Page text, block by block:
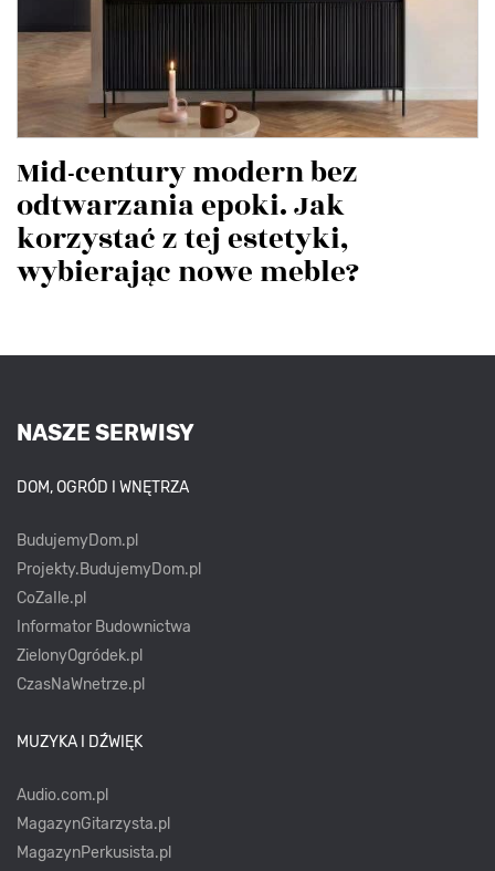
Mid-century modern bez
odtwarzania epoki. Jak
korzystać z tej estetyki,
wybierając nowe meble?
NASZE SERWISY
DOM, OGRÓD I WNĘTRZA
BudujemyDom.pl
Projekty.BudujemyDom.pl
CoZaIle.pl
Informator Budownictwa
ZielonyOgródek.pl
CzasNaWnetrze.pl
MUZYKA I DŹWIĘK
Audio.com.pl
MagazynGitarzysta.pl
MagazynPerkusista.pl